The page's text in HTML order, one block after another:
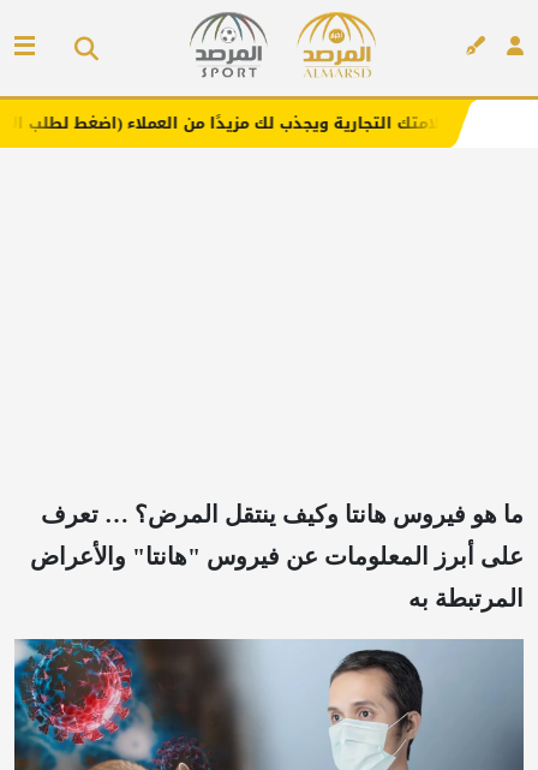
ويجذب لك مزيدًا من العملاء (اضغط لطلب الإعلان)
ما هو فيروس هانتا وكيف ينتقل المرض؟ … تعرف
على أبرز المعلومات عن فيروس "هانتا" و‏الأعراض
المرتبطة به